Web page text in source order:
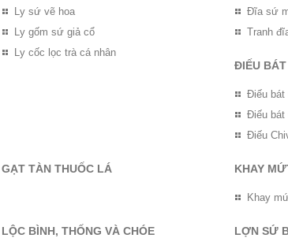
Ly sứ vẽ hoa
Ly gốm sứ giả cổ
Ly cốc lọc trà cá nhân
Đĩa sứ
Tranh
ĐIẾU
Điếu bát
Điếu bát
Điếu
GẠT TÀN THUỐC LÁ KHAY
Khay
LỘC BÌNH, THỐNG VÀ CHÓE LỢN SỨ